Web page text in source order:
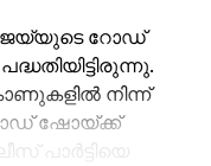
പുറത്ത്
പൊലീസ്
സമരം
റോഡ്
നിന്ന്
ഷോയ്ക്ക്
പാർട്ടിയെ